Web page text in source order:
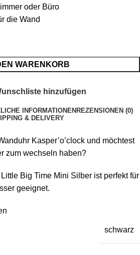
oder Büro
die Wand
WARENKORB
hinzufügen
INFORMATIONEN REZENSIONEN (0)
& DELIVERY
Kasper’o’clock und möchtest
zum wechseln haben?
Big Time Mini Silber ist perfekt für
geeignet.
schwarz